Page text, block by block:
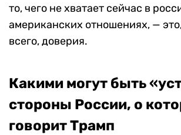
то, чего не хватает сейчас в
американских отношениях, —
всего, доверия.
Какими могут быть
стороны России, о
говорит Трамп